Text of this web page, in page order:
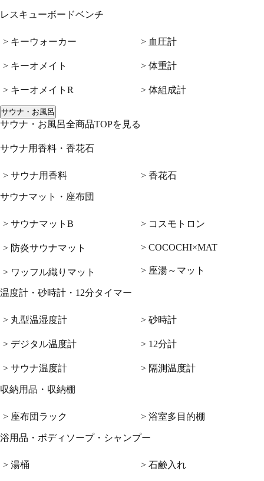
レスキューボードベンチ
> キーウォーカー
> キーオメイト
> キーオメイトR
> 血圧計
> 体重計
> 体組成計
サウナ・お風呂
サウナ・お風呂全商品TOPを見る
サウナ用香料・香花石
> サウナ用香料 > 香花石
サウナマット・座布団
> サウナマットB
> 防炎サウナマット
> ワッフル織りマット
> コスモトロン
> COCOCHI×MAT
> 座湯～マット
温度計・砂時計・12分タイマー
> 丸型温湿度計
> デジタル温度計
> サウナ温度計
> 砂時計
> 12分計
> 隔測温度計
収納用品・収納棚
> 座布団ラック > 浴室多目的棚
浴用品・ボディソープ・シャンプー
> 湯桶 > 石鹸入れ